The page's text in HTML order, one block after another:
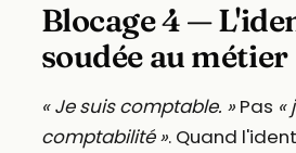
Blocage 4 —
soudée au métier
« Je suis comptable. »Pas «
comptabilité ». Quand